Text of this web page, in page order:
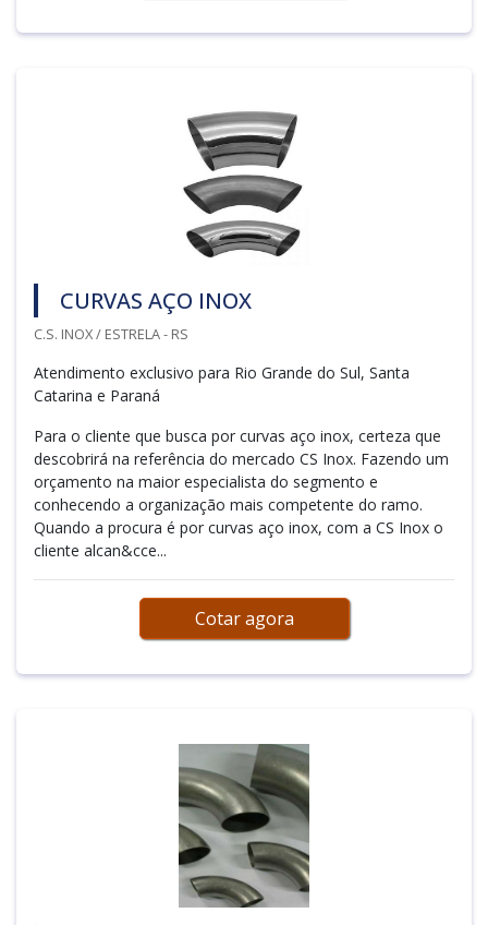
CURVAS AÇO INOX
C.S. INOX / ESTRELA - RS
Atendimento exclusivo para Rio Grande do Sul, Santa
Catarina e Paraná
Para o cliente que busca por curvas aço inox, certeza que
descobrirá na referência do mercado CS Inox. Fazendo um
orçamento na maior especialista do segmento e
conhecendo a organização mais competente do ramo.
Quando a procura é por curvas aço inox, com a CS Inox o
cliente alcan&cce...
Cotar agora